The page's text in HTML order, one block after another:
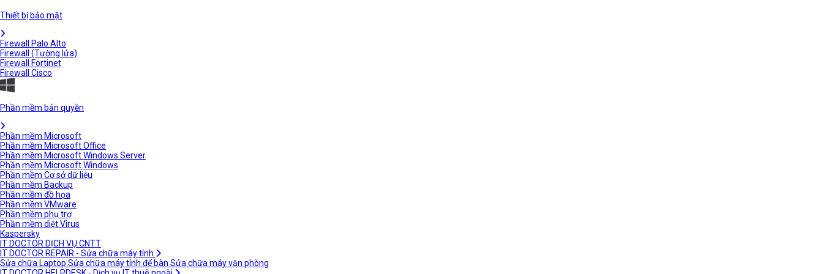
Thiết bị bảo mật
Firewall Palo Alto
Firewall (Tường lửa)
Firewall Fortinet
Firewall Cisco
Phần mềm bản quyền
Phần mềm Microsoft
Phần mềm Microsoft Office
Phần mềm Microsoft Windows Server
Phần mềm Microsoft Windows
Phần mềm Cơ sở dữ liệu
Phần mềm Backup
Phần mềm đồ họa
Phần mềm VMware
Phần mềm phụ trợ
Phần mềm diệt Virus
Kaspersky
IT DOCTOR DỊCH VỤ CNTT
IT DOCTOR REPAIR - Sửa chữa máy tính
Sửa chữa Laptop Sửa chữa máy tính để bàn Sửa chữa máy văn phòng